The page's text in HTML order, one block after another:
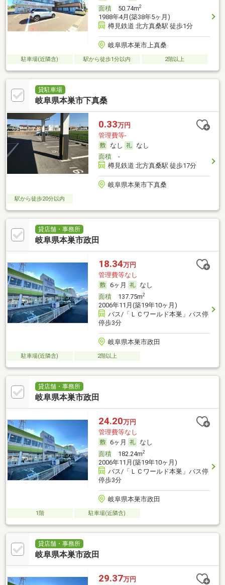
面積50.74m2
1988年4月(築38年5ヶ月)
樽見鉄道 北方真桑駅 徒歩1分
岐阜県本巣市上真桑
駐車場(近隣含) 駅から徒歩1分以内 2階以上
貸駐車場
岐阜県本巣市下真桑
0.33万円
管理費等-
なし
なし
面積-
樽見鉄道 北方真桑駅 徒歩17分
岐阜県本巣市下真桑
駅から徒歩20分以内
貸店舗・事務所
岐阜県本巣市政田
18.34万円
管理費等なし
6ヶ月
なし
面積137.75m2
2006年11月(築19年10ヶ月)
バス/「ＬＣワールド本巣」バス停
停歩3分
岐阜県本巣市政田
駐車場(近隣含) 2階以上
貸店舗・事務所
岐阜県本巣市政田
24.20万円
管理費等なし
6ヶ月
なし
面積182.24m2
2006年11月(築19年10ヶ月)
バス/「ＬＣワールド本巣」バス停
停歩3分
岐阜県本巣市政田
1階 駐車場(近隣含)
貸店舗・事務所
岐阜県本巣市政田
29.37万円